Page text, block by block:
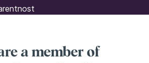
a member of